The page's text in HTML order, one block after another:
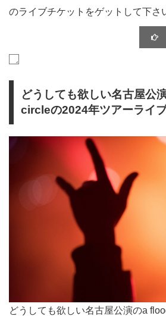
のライブチケットをゲットして下さ
どうしても欲しい名古屋公
circleの2024年ツアーライ
どうしても欲しい名古屋公演のa